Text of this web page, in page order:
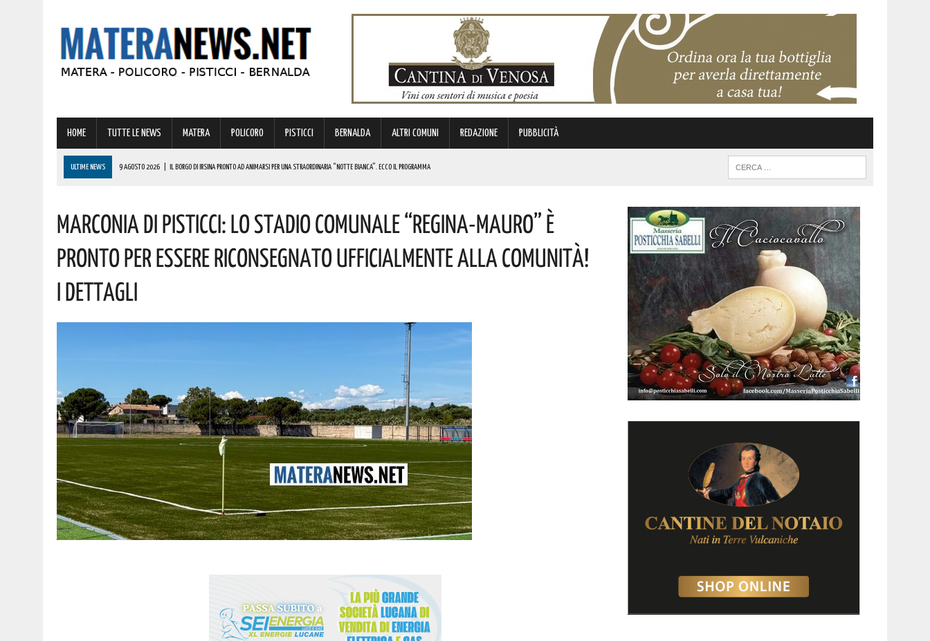
HOME TUTTE LE NEWS MATERA POLICORO PISTICCI BERNALDA ALTRI COMUNI REDAZIONE PUBBLICITÀ
ULTIME NEWS 9 AGOSTO 2026 IL BORGO DI IRSINA PRONTO AD ANIMARSI PER UNA STRAORDINARIA “NOTTE BIANCA”. ECCO IL PROGRAMMA
MONDI LUCANI, PREMIATE MOLTE GRANDI PERSONALITÀ DEL MATERANO: TUTTE METTERANNO A DISPOSIZIONE DEL TERRITORIO ESPERIENZE E RELAZIONI MATURATE IN ITALIA E ALL’ESTERO.
COMPLIMENTI
9 AGOSTO 2026 VINCITA DA RECORD IN BASILICATA DI OLTRE 600000 EURO! AUGURI AL FORTUNATO
9 AGOSTO 2026 IL MATERANO FA I CONTI CON GRAVI INCENDI. ECCO LA ZONA PIÙ COLPITA
Marconia Di Pisticci: Lo Stadio Comunale “Regina-Mauro” È
Pronto Per Essere Riconsegnato Ufficialmente Alla Comunità!
I Dettagli